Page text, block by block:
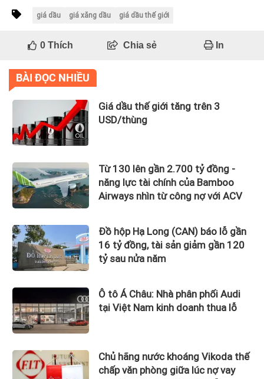
giá dầu giá xăng dầu giá dầu thế giới
0Thích Chia sẻ In
BÀI ĐỌC NHIỀU
Giá dầu thế giới tăng trên 3
USD/thùng
Từ 130 lên gần 2.700 tỷ đồng -
năng lực tài chính của Bamboo
Airways nhìn từ công nợ với ACV
Đồ hộp Hạ Long (CAN) báo lỗ gần
16 tỷ đồng, tài sản giảm gần 120
tỷ sau nửa năm
Ô tô Á Châu: Nhà phân phối Audi
tại Việt Nam kinh doanh thua lỗ
Chủ hãng nước khoáng Vikoda thế
chấp văn phòng giữa lúc nợ vay